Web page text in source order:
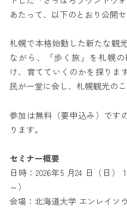
あたって、以下のとおり公開
札幌で本格始動した新たな観
ながら、「歩く旅」を札幌
け、育てていくのかを探りま
民が一堂に会し、札幌観光の
参加は無料（要申込み）です
ります。
セミナー概要
日時：2026年5 月24 日（日）
～）
会場：北海道大学 エンレイソ